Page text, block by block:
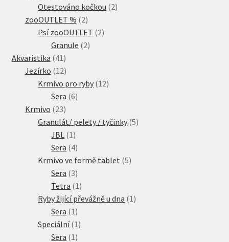
produkty
Otestováno kočkou 22
zooOUTLET % 22
produkty
Psí zooOUTLET 22
Granule 22
Akvaristika 41 41
produktů
Jezírko 1212
produktů
Krmivo pro ryby 1212
Sera 66
Krmivo 2323
produktů
Granulát/ pelety / tyčinky 55
JBL 1 1
produkt
Sera 44
produkty
Krmivo ve formě tablet 55
Sera 33
produkty
Tetra 1 1
produkt
Ryby žijící převážně u dna 1 1
Sera 1 1
produkt
Speciální 1 1
Sera 1 1